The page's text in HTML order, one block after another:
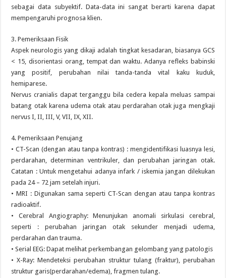
sebagai data subyektif. Data-data ini sangat berarti karena dapat
mempengaruhi prognosa klien.
3. Pemeriksaan Fisik
Aspek neurologis yang dikaji adalah tingkat kesadaran, biasanya GCS
< 15, disorientasi orang, tempat dan waktu. Adanya refleks babinski
yang positif, perubahan nilai tanda-tanda vital kaku kuduk,
hemiparese.
Nervus cranialis dapat terganggu bila cedera kepala meluas sampai
batang otak karena udema otak atau perdarahan otak juga mengkaji
nervus I, II, III, V, VII, IX, XII.
4. Pemeriksaan Penujang
• CT-Scan (dengan atau tanpa kontras) : mengidentifikasi luasnya lesi,
perdarahan, determinan ventrikuler, dan perubahan jaringan otak.
Catatan : Untuk mengetahui adanya infark / iskemia jangan dilekukan
pada 24 – 72 jam setelah injuri.
• MRI : Digunakan sama seperti CT-Scan dengan atau tanpa kontras
radioaktif.
• Cerebral Angiography: Menunjukan anomali sirkulasi cerebral,
seperti : perubahan jaringan otak sekunder menjadi udema,
perdarahan dan trauma.
• Serial EEG: Dapat melihat perkembangan gelombang yang patologis
• X-Ray: Mendeteksi perubahan struktur tulang (fraktur), perubahan
struktur garis(perdarahan/edema), fragmen tulang.